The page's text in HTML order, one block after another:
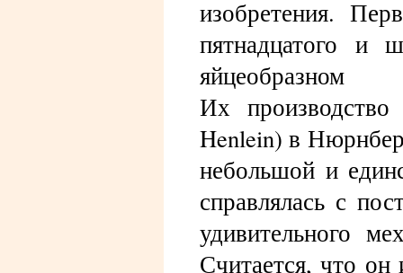
изобретения.
пятнадцатого и
Их производство
Henlein) в
небольшой и
справлялась с
удивительного
Считается, что